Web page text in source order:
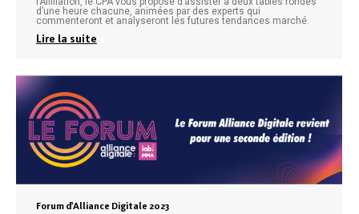
d’une heure chacune, animées par des experts qui
commenteront et analyseront les futures tendances marché.
Lire la suite
Forum d’Alliance Digitale 2023